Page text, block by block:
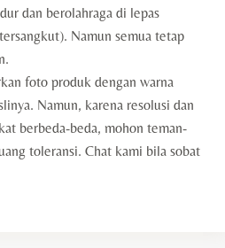
dan berolahraga di lepas
Namun semua tetap
foto produk dengan warna
Namun, karena resolusi dan
berbeda-beda, mohon teman-
toleransi. Chat kami bila sobat